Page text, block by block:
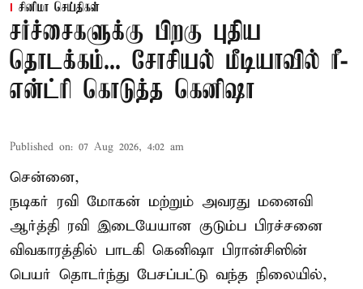
சினிமா செய்திகள்
சர்ச்சைகளுக்கு பிறகு புதிய
தொடக்கம்... சோசியல் மீடியாவில் ரீ-
என்ட்ரி கொடுத்த கெனிஷா
Published on: 07 Aug 2026, 4:02 am
சென்னை,
நடிகர் ரவி மோகன் மற்றும் அவரது மனைவி
ஆர்த்தி ரவி இடையேயான குடும்ப பிரச்சனை
விவகாரத்தில் பாடகி கெனிஷா பிரான்சிஸின்
பெயர் தொடர்ந்து பேசப்பட்டு வந்த நிலையில்,